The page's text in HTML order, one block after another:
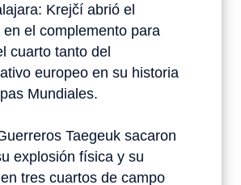
Krejčí abrió el
en el complemento para
cuarto tanto del
europeo en su historia
Mundiales.
Taegeuk sacaron
explosión física y su
tres cuartos de campo